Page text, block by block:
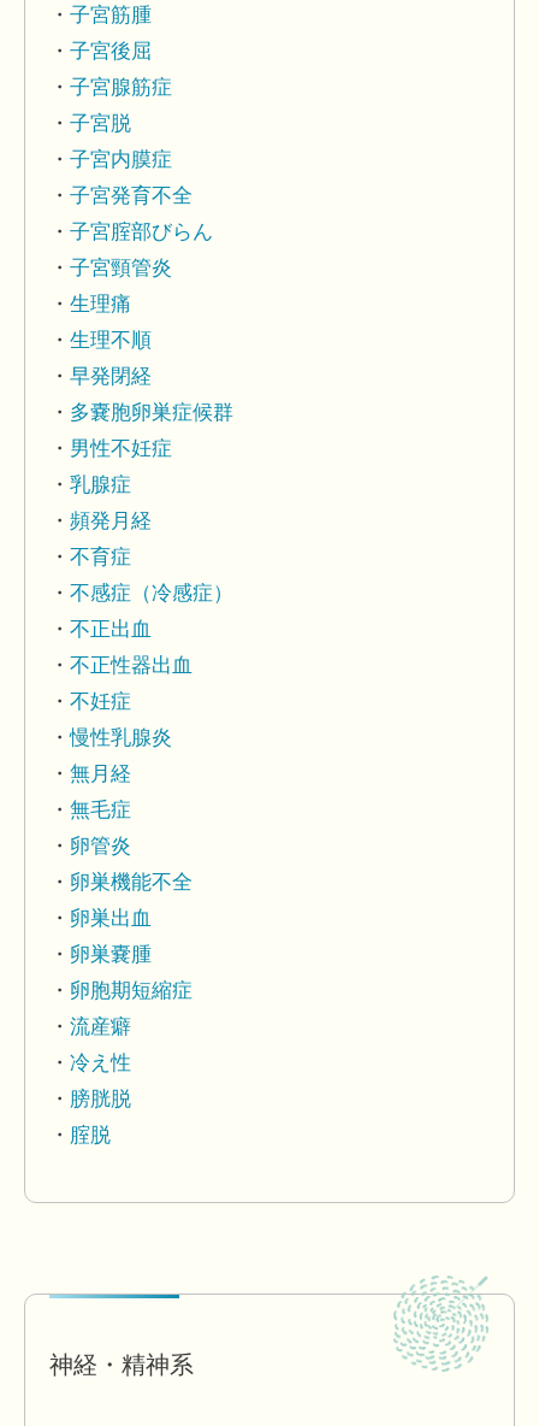
子宮筋腫
子宮後屈
子宮腺筋症
子宮脱
子宮内膜症
子宮発育不全
子宮腟部びらん
子宮頸管炎
生理痛
生理不順
早発閉経
多嚢胞卵巣症候群
男性不妊症
乳腺症
頻発月経
不育症
不感症（冷感症）
不正出血
不正性器出血
不妊症
慢性乳腺炎
無月経
無毛症
卵管炎
卵巣機能不全
卵巣出血
卵巣嚢腫
卵胞期短縮症
流産癖
冷え性
膀胱脱
腟脱
神経・精神系